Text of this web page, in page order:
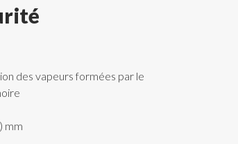
des vapeurs formées par le
mm